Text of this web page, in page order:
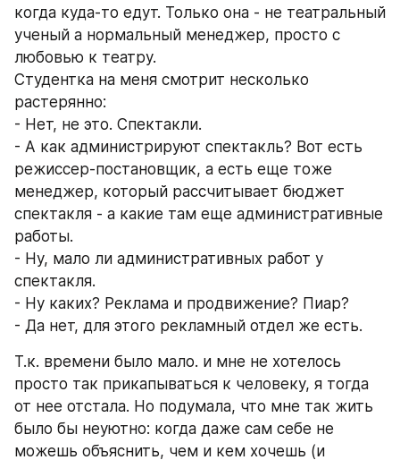
когда куда-то едут. Только она - не театральный
ученый а нормальный менеджер, просто с
любовью к театру.
Студентка на меня смотрит несколько
растерянно:
- Нет, не это. Спектакли.
- А как администрируют спектакль? Вот есть
режиссер-постановщик, а есть еще тоже
менеджер, который рассчитывает бюджет
спектакля - а какие там еще административные
работы.
- Ну, мало ли административных работ у
спектакля.
- Ну каких? Реклама и продвижение? Пиар?
- Да нет, для этого рекламный отдел же есть.
Т.к. времени было мало. и мне не хотелось
просто так прикапываться к человеку, я тогда
от нее отстала. Но подумала, что мне так жить
было бы неуютно: когда даже сам себе не
можешь объяснить, чем и кем хочешь (и